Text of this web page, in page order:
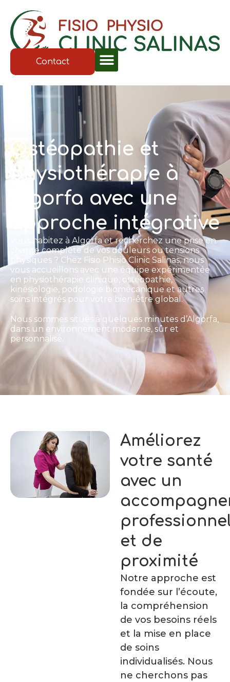
Contact
Ostéopathie et
physiothérapie à
Algorfa avec une
approche intégrative
Vous habitez à Algorfa et recherchez une prise en
charge complète de vos douleurs ou tensions
physiques ? Chez Fisio Phisio Clinic Salinas, nous
vous accueillons avec une équipe expérimentée
en physiothérapie clinique, ostéopathie,
kinésiologie, podologie biomécanique et autres
soins intégrés pour votre bien-être global.
Nous sommes situés à quelques minutes d’Algorfa,
dans un environnement moderne, sûr et
personnalisé.
Améliorez
votre santé
avec un
et de
proximité
Notre approche est
fondée sur l’écoute,
la compréhension
de vos besoins réels
et la mise en place
de soins
individualisés. Nous
ne cherchons pas